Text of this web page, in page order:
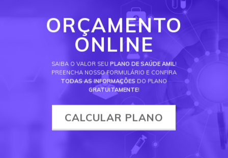
ORÇAMENTO
ONLINE
SAIBA O VALOR SEU PLANO DE SAÚDE AMIL!
PREENCHA NOSSO FORMULÁRIO E CONFIRA
TODAS AS INFORMAÇÕES DO PLANO
GRATUITAMENTE!
CALCULAR PLANO